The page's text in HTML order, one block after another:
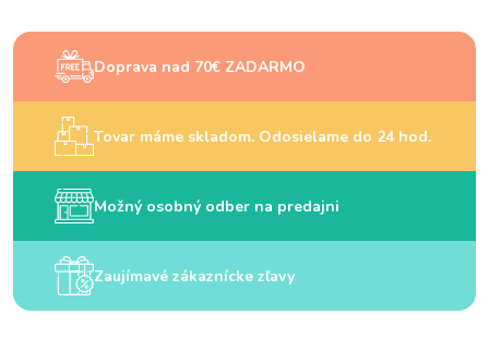
Doprava nad 70€ ZADARMO
Tovar máme skladom. Odosielame do 24 hod.
Možný osobný odber na predajni
Zaujímavé zákaznícke zľavy